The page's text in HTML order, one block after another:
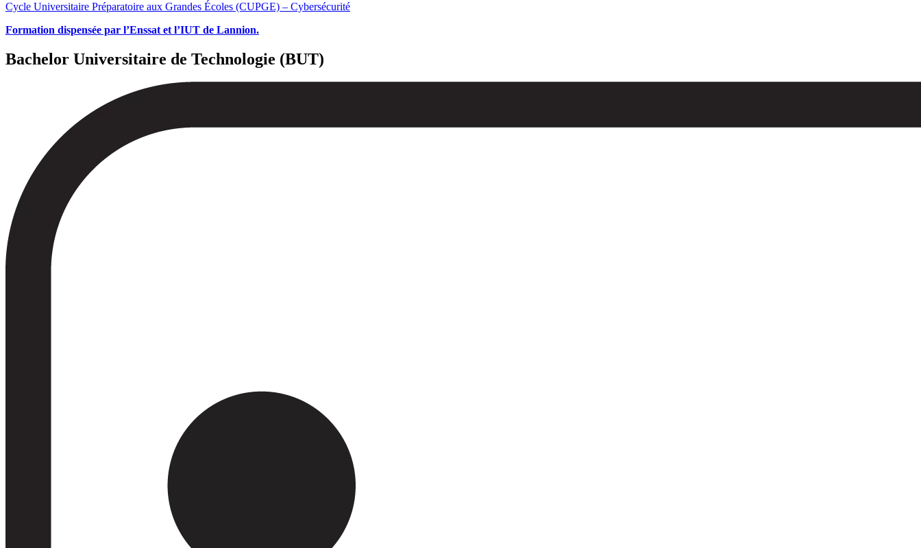
Cycle Universitaire Préparatoire aux Grandes Écoles (CUPGE) – Cybersécurité
Formation dispensée par l’Enssat et l’IUT de Lannion.
Bachelor Universitaire de Technologie (BUT)